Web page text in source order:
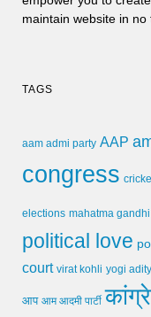
maintain website in no
TAGS
aam admi party AAP
congress
elections mahatma gandhi
political love
court virat kohli yogi
आप आम आदमी पार्टी